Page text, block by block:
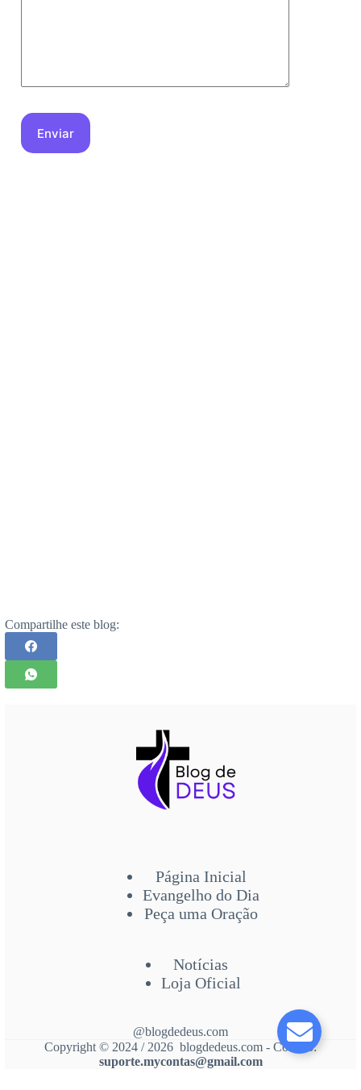
Compartilhe este blog:
Página Inicial
Evangelho do Dia
Peça uma Oração
Notícias
Loja Oficial
@blogdedeus.com
Copyright © 2024 / 2026 blogdedeus.com - Contato:
suporte.mycontas@gmail.com